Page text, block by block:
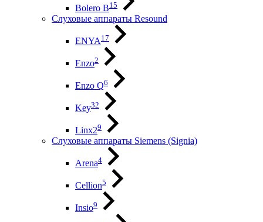
Bolero B15
Слуховые аппараты Resound
ENYA17
Enzo2
Enzo Q6
Key32
Linx29
Слуховые аппараты Siemens (Signia)
Arena4
Cellion5
Insio9